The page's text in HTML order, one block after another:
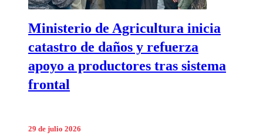
Ministerio de Agricultura inicia
catastro de daños y refuerza
apoyo a productores tras sistema
frontal
29 de julio 2026